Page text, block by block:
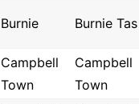
Burnie Burnie Tas
Campbell
Town
Campbell
Town